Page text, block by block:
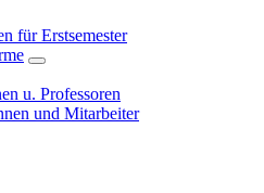
für Erstsemester
u. Professoren
und Mitarbeiter